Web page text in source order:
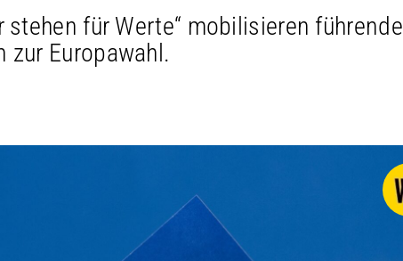
stehen für Werte“ mobilisieren führende
zur Europawahl.